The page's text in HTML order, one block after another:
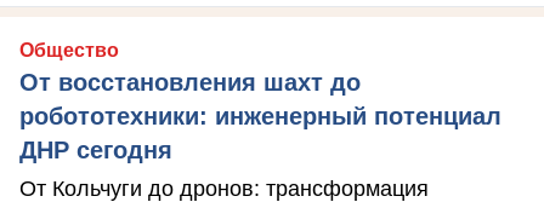
Общество
От восстановления шахт до
робототехники: инженерный потенциал
ДНР сегодня
От Кольчуги до дронов: трансформация